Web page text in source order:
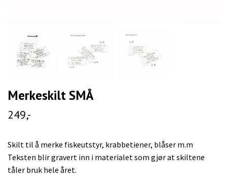
Merkeskilt SMÅ
249,-
Skilt til å merke fiskeutstyr, krabbetiener, blåser m.m
Teksten blir gravert inn i materialet som gjør at skiltene
tåler bruk hele året.